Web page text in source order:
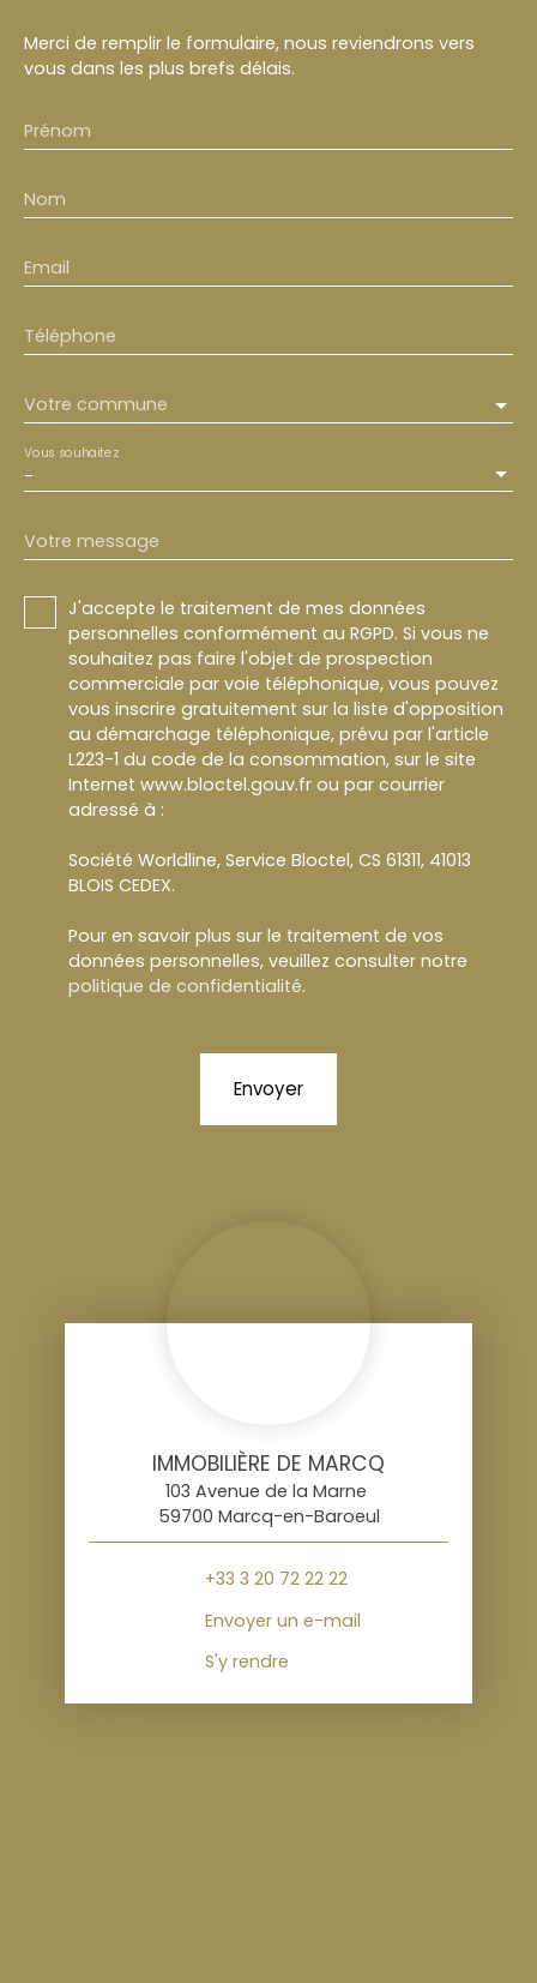
Merci de remplir le formulaire, nous reviendrons vers
vous dans les plus brefs délais.
Prénom
Nom
Email
Téléphone
Votre commune
-
Vous souhaitez
Votre message
J'accepte le traitement de mes données
personnelles conformément au RGPD. Si vous ne
souhaitez pas faire l'objet de prospection
commerciale par voie téléphonique, vous pouvez
vous inscrire gratuitement sur la liste d'opposition
au démarchage téléphonique, prévu par l'article
L223-1 du code de la consommation, sur le site
Internet www.bloctel.gouv.fr ou par courrier
adressé à :
Société Worldline, Service Bloctel, CS 61311, 41013
BLOIS CEDEX.
Pour en savoir plus sur le traitement de vos
données personnelles, veuillez consulter notre
politique de confidentialité.
Envoyer
IMMOBILIÈRE DE MARCQ
103 Avenue de la Marne
59700 Marcq-en-Baroeul
+33 3 20 72 22 22
Envoyer un e-mail
S'y rendre